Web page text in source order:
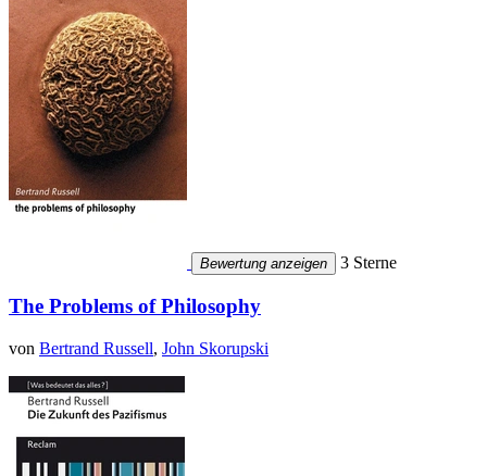
Bewertung anzeigen 3 Sterne
The Problems of Philosophy
von Bertrand Russell, John Skorupski